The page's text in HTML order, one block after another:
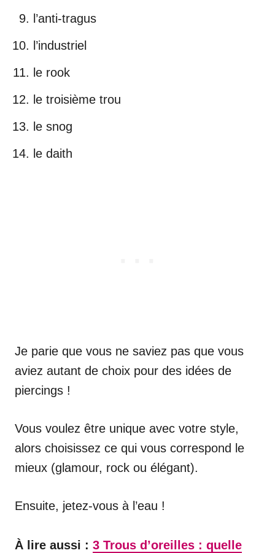
l’anti-tragus
l’industriel
le rook
le troisième trou
le snog
le daith
Je parie que vous ne saviez pas que vous
aviez autant de choix pour des idées de
piercings !
Vous voulez être unique avec votre style,
alors choisissez ce qui vous correspond le
mieux (glamour, rock ou élégant).
Ensuite, jetez-vous à l’eau !
À lire aussi : 3 Trous d’oreilles : quelle